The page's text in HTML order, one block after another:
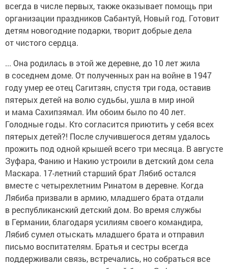
всегда в числе первых, также оказывает помощь при
организации праздников Сабантуй, Новый год. Готовит
детям новогодние подарки, творит добрые дела
от чистого сердца.
... Она родилась в этой же деревне, до 10 лет жила
в соседнем доме. От полученных ран на войне в 1947
году умер ее отец Сагитзян, спустя три года, оставив
пятерых детей на волю судьбы, ушла в мир иной
и мама Сахипзямал. Им обоим было по 40 лет.
Голодные годы. Кто согласится приютить у себя всех
пятерых детей?! После случившегося детям удалось
прожить под одной крышей всего три месяца. В августе
Зуфара, Фанию и Накию устроили в детский дом села
Маскара. 17-летний старший брат Лябиб остался
вместе с четырехлетним Ринатом в деревне. Когда
Лябиба призвали в армию, младшего брата отдали
в республиканский детский дом. Во время службы
в Германии, благодаря усилиям своего командира,
Лябиб сумел отыскать младшего брата и отправил
письмо воспитателям. Братья и сестры всегда
поддерживали связь, встречались, но собраться все